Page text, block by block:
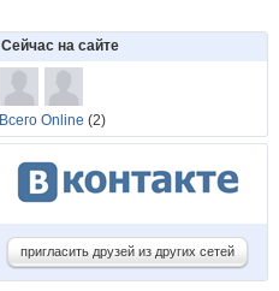
Сейчас на сайте
Всего Online (2)
пригласить друзей из других сетей